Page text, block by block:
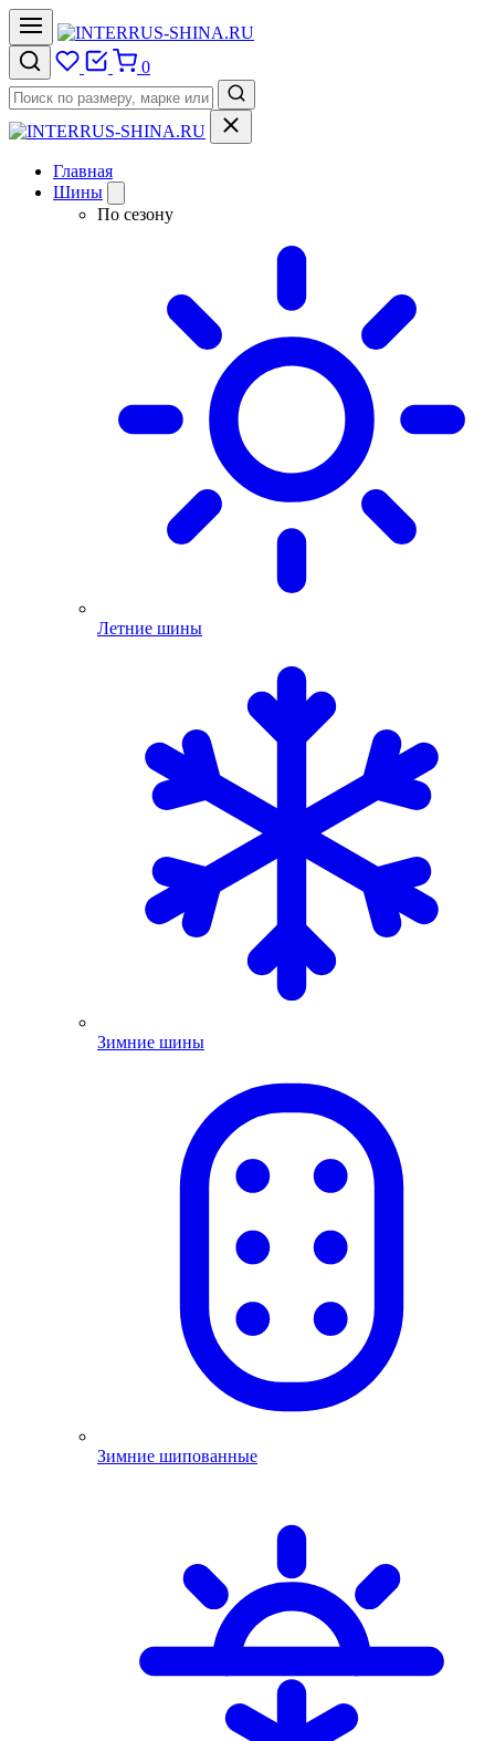
0
Главная
Шины
По сезону
Летние шины
Зимние шины
Зимние шипованные